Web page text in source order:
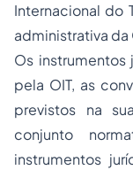
Internacional do
administrativa da
Os
pela OIT, as
previstos na
conjunto
instrumentos